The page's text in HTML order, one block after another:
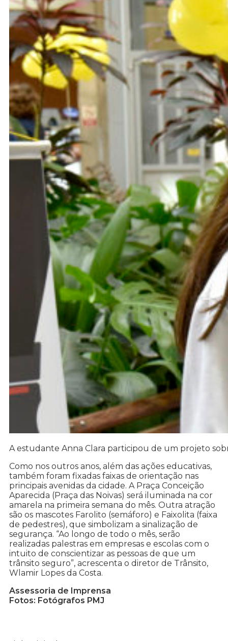
A estudante Anna Clara participou de um projeto
Como nos outros anos, além das ações educativas,
também foram fixadas faixas de orientação nas
principais avenidas da cidade. A Praça Conceição
Aparecida (Praça das Noivas) será iluminada na cor
amarela na primeira semana do mês. Outra atração
são os mascotes Farolito (semáforo) e Faixolita (faixa
de pedestres), que simbolizam a sinalização de
segurança. “Ao longo de todo o mês, serão
realizadas palestras em empresas e escolas com o
intuito de conscientizar as pessoas de que um
trânsito seguro”, acrescenta o diretor de Trânsito,
Wlamir Lopes da Costa.
Assessoria de Imprensa
Fotos: Fotógrafos PMJ